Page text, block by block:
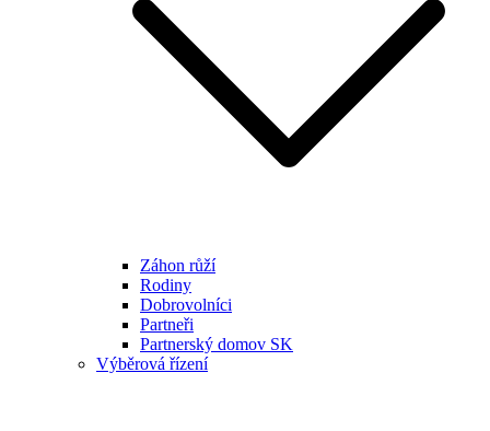
Záhon růží
Rodiny
Dobrovolníci
Partneři
Partnerský domov SK
Výběrová řízení